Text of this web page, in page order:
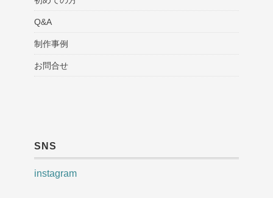
Q&A
制作事例
お問合せ
SNS
instagram